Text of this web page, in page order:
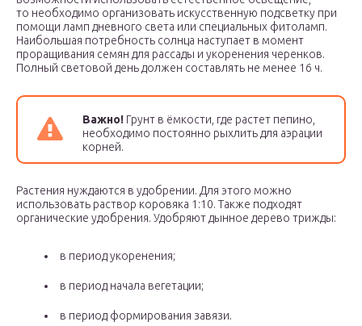
то необходимо организовать искусственную подсветку при
помощи ламп дневного света или специальных фитоламп.
Наибольшая потребность солнца наступает в момент
проращивания семян для рассады и укоренения черенков.
Полный световой день должен составлять не менее 16 ч.
Важно! Грунт в ёмкости, где растет пепино,
необходимо постоянно рыхлить для аэрации
корней.
Растения нуждаются в удобрении. Для этого можно
использовать раствор коровяка 1:10. Также подходят
органические удобрения. Удобряют дынное дерево трижды:
в период укоренения;
в период начала вегетации;
в период формирования завязи.